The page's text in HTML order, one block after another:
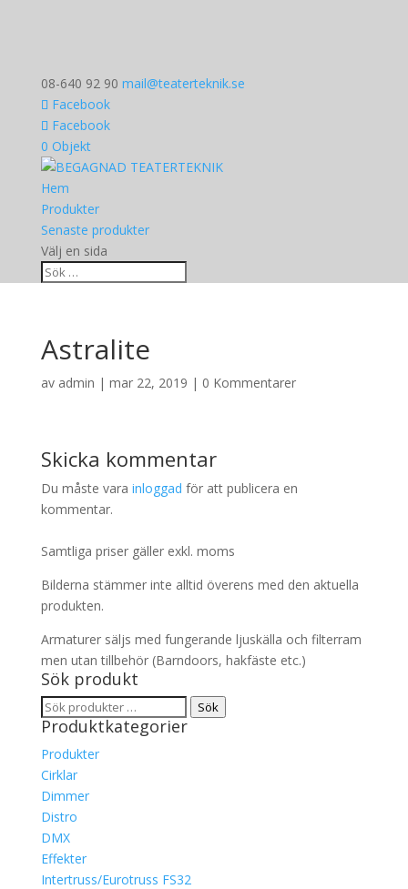
08-640 92 90 mail@teaterteknik.se
Facebook
Facebook
0 Objekt
Hem
Produkter
Senaste produkter
Välj en sida
Astralite
av admin | mar 22, 2019 | 0 Kommentarer
Skicka kommentar
Du måste vara inloggad för att publicera en
kommentar.
Samtliga priser gäller exkl. moms
Bilderna stämmer inte alltid överens med den aktuella
produkten.
Armaturer säljs med fungerande ljuskälla och filterram
men utan tillbehör (Barndoors, hakfäste etc.)
Sök produkt
Sök
efter:
Sök
Produktkategorier
Produkter
Cirklar
Dimmer
Distro
DMX
Effekter
Intertruss/Eurotruss FS32